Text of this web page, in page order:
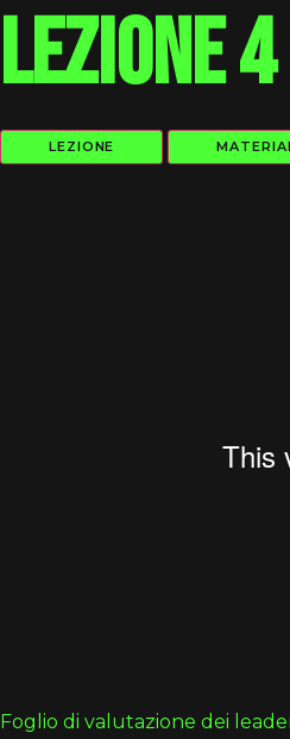
Lezione
LEZIONE
Foglio di valutazione dei